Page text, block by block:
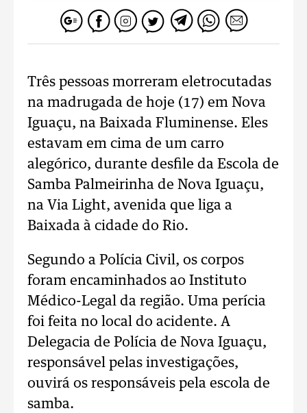
Três pessoas morreram eletrocutadas
na madrugada de hoje (17) em Nova
Iguaçu, na Baixada Fluminense. Eles
estavam em cima de um carro
alegórico, durante desfile da Escola de
Samba Palmeirinha de Nova Iguaçu,
na Via Light, avenida que liga a
Baixada à cidade do Rio.
Segundo a Polícia Civil, os corpos
foram encaminhados ao Instituto
Médico-Legal da região. Uma perícia
foi feita no local do acidente. A
Delegacia de Polícia de Nova Iguaçu,
responsável pelas investigações,
ouvirá os responsáveis pela escola de
samba.